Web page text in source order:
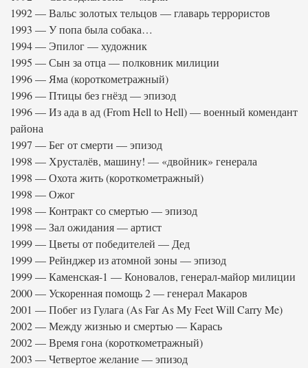
1992 — Вальс золотых тельцов — главарь террористов
1993 — У попа была собака…
1994 — Эпилог — художник
1995 — Сын за отца — полковник милиции
1996 — Яма (короткометражный)
1996 — Птицы без гнёзд — эпизод
1996 — Из ада в ад (From Hell to Hell) — военный комендант
района
1997 — Бег от смерти — эпизод
1998 — Хрусталёв, машину! — «двойник» генерала
1998 — Охота жить (короткометражный)
1998 — Ожог
1998 — Контракт со смертью — эпизод
1998 — Зал ожидания — артист
1999 — Цветы от победителей — Дед
1999 — Рейнджер из атомной зоны — эпизод
1999 — Каменская-1 — Коновалов, генерал-майор милиции
2000 — Ускоренная помощь 2 — генерал Макаров
2001 — Побег из Гулага (As Far As My Feet Will Carry Me)
2002 — Между жизнью и смертью — Карась
2002 — Время гона (короткометражный)
2003 — Четвертое желание — эпизод